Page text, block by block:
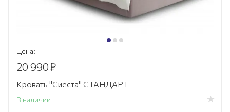
Цена:
20 990₽
Кровать "Сиеста" СТАНДАРТ
В наличии